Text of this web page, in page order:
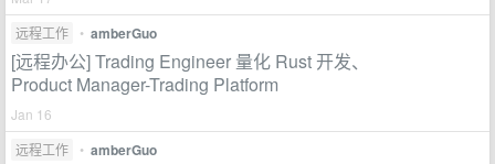
远程工作
• amberGuo
[远程办公] Trading Engineer 量化 Rust 开发、
Product Manager-Trading Platform
Jan 16
远程工作
• amberGuo